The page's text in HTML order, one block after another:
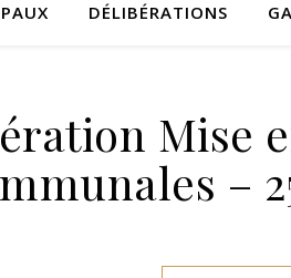
DÉLIBÉRATIONS
Mise
–